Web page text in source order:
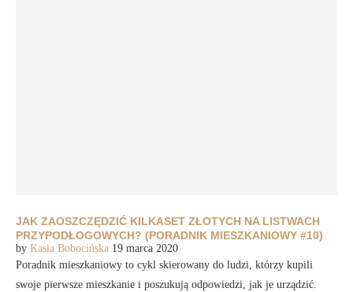
JAK ZAOSZCZĘDZIĆ KILKASET ZŁOTYCH NA LISTWACH
PRZYPODŁOGOWYCH? (PORADNIK MIESZKANIOWY #10)
by Kasia Bobocińska 19 marca 2020
Poradnik mieszkaniowy to cykl skierowany do ludzi, którzy kupili
swoje pierwsze mieszkanie i poszukują odpowiedzi, jak je urządzić.